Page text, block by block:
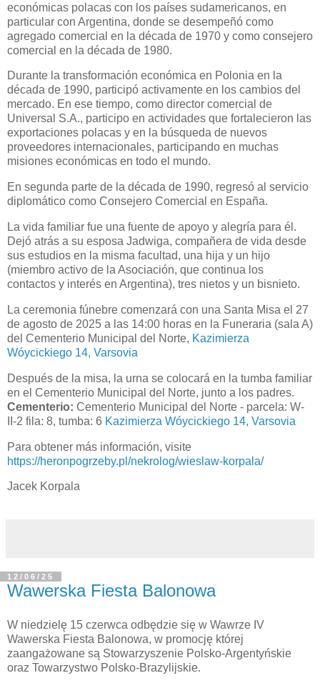
económicas polacas con los países sudamericanos, en
particular con Argentina, donde se desempeñó como
agregado comercial en la década de 1970 y como consejero
comercial en la década de 1980.
Durante la transformación económica en Polonia en la
década de 1990, participó activamente en los cambios del
mercado. En ese tiempo, como director comercial de
Universal S.A., participo en actividades que fortalecieron las
exportaciones polacas y en la búsqueda de nuevos
proveedores internacionales, participando en muchas
misiones económicas en todo el mundo.
En segunda parte de la década de 1990, regresó al servicio
diplomático como Consejero Comercial en España.
La vida familiar fue una fuente de apoyo y alegría para él.
Dejó atrás a su esposa Jadwiga, compañera de vida desde
sus estudios en la misma facultad, una hija y un hijo
(miembro activo de la Asociación, que continua los
contactos y interés en Argentina), tres nietos y un bisnieto.
La ceremonia fúnebre comenzará con una Santa Misa el 27
de agosto de 2025 a las 14:00 horas en la Funeraria (sala A)
del Cementerio Municipal del Norte, Kazimierza
Wóycickiego 14, Varsovia
Después de la misa, la urna se colocará en la tumba familiar
en el Cementerio Municipal del Norte, junto a los padres.
Cementerio: Cementerio Municipal del Norte - parcela: W-
II-2 fila: 8, tumba: 6 Kazimierza Wóycickiego 14, Varsovia
Para obtener más información, visite
https://heronpogrzeby.pl/nekrolog/wieslaw-korpala/
Jacek Korpala
12/06/25
Wawerska Fiesta Balonowa
W niedzielę 15 czerwca odbędzie się w Wawrze IV
Wawerska Fiesta Balonowa, w promocję której
zaangażowane są Stowarzyszenie Polsko-Argentyńskie
oraz Towarzystwo Polsko-Brazylijskie.